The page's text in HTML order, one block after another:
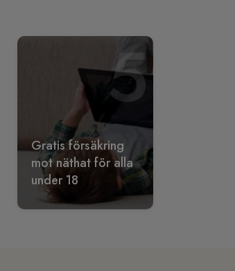
5
Gratis försäkring
mot näthat för alla
under 18